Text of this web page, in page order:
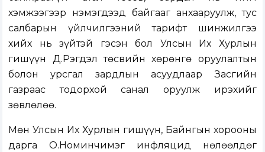
хэмжээгээр нэмэгдээд байгааг анхааруулж, тус
салбарын үйлчилгээний тарифт шинжилгээ
хийх нь зүйтэй гэсэн бол Улсын Их Хурлын
гишүүн Д.Рэгдэл төсвийн хөрөнгө оруулалтын
болон урсгал зардлын асуудлаар Засгийн
газраас тодорхой санал оруулж ирэхийг
зөвлөлөө.
Мөн Улсын Их Хурлын гишүүн, Байнгын хорооны
дарга О.Номинчимэг инфляцид нөлөөлдөг